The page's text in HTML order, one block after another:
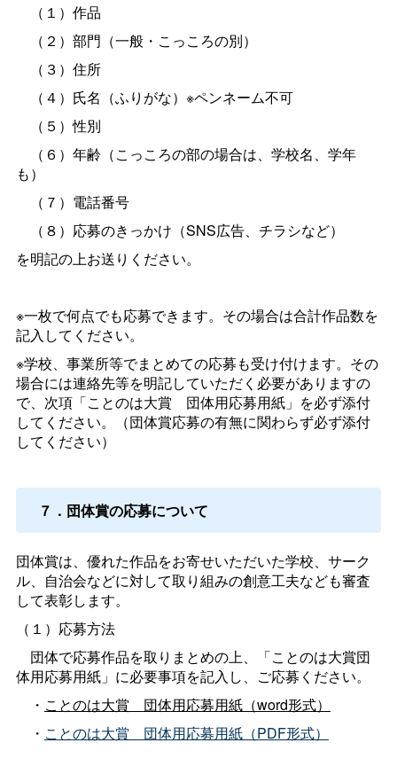
（１）作品
（２）部門（一般・こっころの別）
（３）住所
（４）氏名（ふりがな）※ペンネーム不可
（５）性別
（６）年齢（こっころの部の場合は、学校名、学年
も）
（７）電話番号
（８）応募のきっかけ（SNS広告、チラシなど）
を明記の上お送りください。
※一枚で何点でも応募できます。その場合は合計作品数を
記入してください。
※学校、事業所等でまとめての応募も受け付けます。その
場合には連絡先等を明記していただく必要がありますの
で、次項「ことのは大賞 団体用応募用紙」を必ず添付
してください。（団体賞応募の有無に関わらず必ず添付
してください）
７．団体賞の応募について
団体賞は、優れた作品をお寄せいただいた学校、サーク
ル、自治会などに対して取り組みの創意工夫なども審査
して表彰します。
（１）応募方法
団体で応募作品を取りまとめの上、「ことのは大賞団
体用応募用紙」に必要事項を記入し、ご応募ください。
・ ことのは大賞 団体用応募用紙（word形式）
・ ことのは大賞 団体用応募用紙（PDF形式）